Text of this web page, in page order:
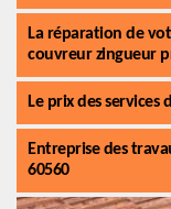
La réparation de
couvreur zingueur
Le prix des services
Entreprise des
60560